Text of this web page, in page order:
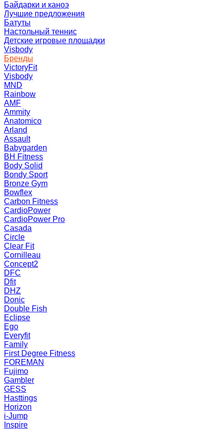
Байдарки и каноэ
Лучшие предложения
Батуты
Настольный теннис
Детские игровые площадки
Visbody
Бренды
VictoryFit
Visbody
MND
Rainbow
AMF
Ammity
Anatomico
Arland
Assault
Babygarden
BH Fitness
Body Solid
Bondy Sport
Bronze Gym
Bowflex
Carbon Fitness
CardioPower
CardioPower Pro
Casada
Circle
Clear Fit
Cornilleau
Concept2
DFC
Dfit
DHZ
Donic
Double Fish
Eclipse
Ego
Everyfit
Family
First Degree Fitness
FOREMAN
Fujimo
Gambler
GESS
Hasttings
Horizon
i-Jump
Inspire